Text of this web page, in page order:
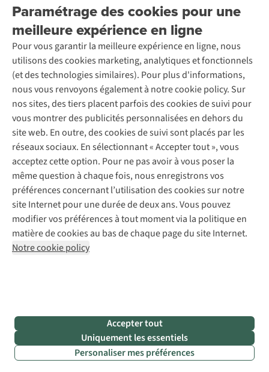
Paramétrage des cookies pour une
meilleure expérience en ligne
Pour vous garantir la meilleure expérience en ligne, nous
utilisons des cookies marketing, analytiques et fonctionnels
(et des technologies similaires). Pour plus d'informations,
nous vous renvoyons également à notre cookie policy. Sur
nos sites, des tiers placent parfois des cookies de suivi pour
vous montrer des publicités personnalisées en dehors du
site web. En outre, des cookies de suivi sont placés par les
réseaux sociaux. En sélectionnant « Accepter tout », vous
acceptez cette option. Pour ne pas avoir à vous poser la
même question à chaque fois, nous enregistrons vos
préférences concernant l’utilisation des cookies sur notre
site Internet pour une durée de deux ans. Vous pouvez
modifier vos préférences à tout moment via la politique en
matière de cookies au bas de chaque page du site Internet.
Notre cookie policy
Accepter tout
Uniquement les essentiels
Personaliser mes préférences
Retourner
Rétractation d'une commande
Entretien & réparations
Garantie
Contactez-nous
Entreprise responsable
À propos d’Ayacucho
Nos magasins
À propos d’A.S.Adventure
Déclaration d'accessibilité
Location / Location sports d’hiver
Seconde-main
Entretien de ski
Service de lavage
Entretien de chaussures
Réparation de chaussures
Réparation de vêtements
Retouches
Pour les entreprises
Découvrez
A.S.Magazine
Explore Camp
Expertise & conseils
Abonnez-vous à la newsletter
Suivez-nous
Mentions légales
Politique de confidentialité
Conditions générales
Cookie Policy